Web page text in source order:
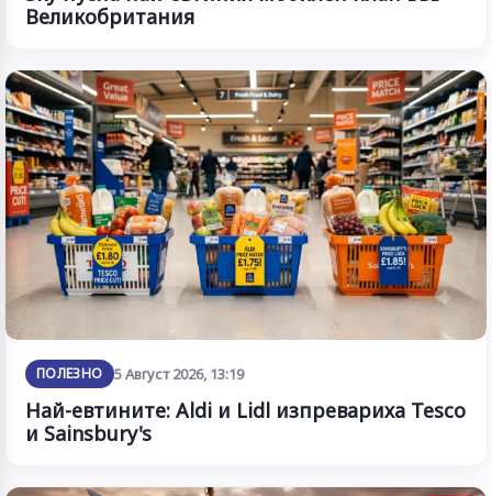
Великобритания
ПОЛЕЗНО 5 Август 2026, 13:19
Най-евтините: Aldi и Lidl изпревариха Tesco
и Sainsbury's